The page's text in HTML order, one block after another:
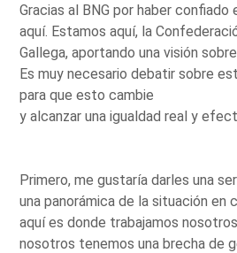
Gracias al BNG por haber confiado
aquí. Estamos aquí, la
Gallega, aportando una visión
Es muy necesario debatir sobre
para que esto cambie
y alcanzar una igualdad real y
Primero, me gustaría darles una
una panorámica de la situación en
aquí es donde trabajamos
nosotros tenemos una brecha de